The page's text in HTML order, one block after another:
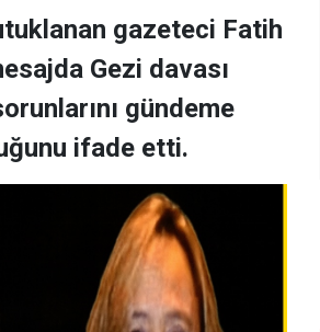
gazeteci Fatih
Gezi davası
gündeme
ifade etti.